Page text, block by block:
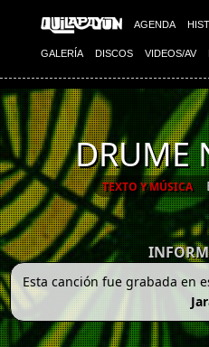
AGENDA
GALERÍA DISCOS VIDEOS/AV
DRUME
TEXTO Y MÚSICA
Esta canción fue grabada en